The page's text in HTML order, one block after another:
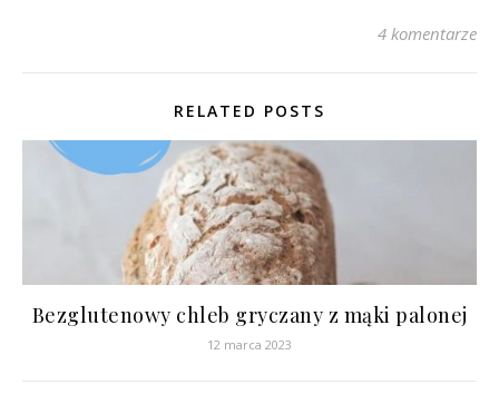
4 komentarze
RELATED POSTS
Bezglutenowy chleb gryczany z mąki palonej
12 marca 2023